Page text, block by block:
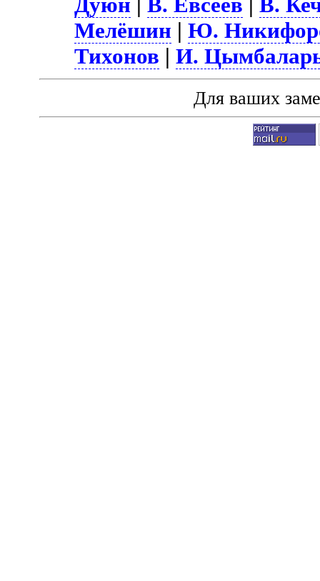
Мелёшин |Ю.
Тихонов |И.
Для ваших